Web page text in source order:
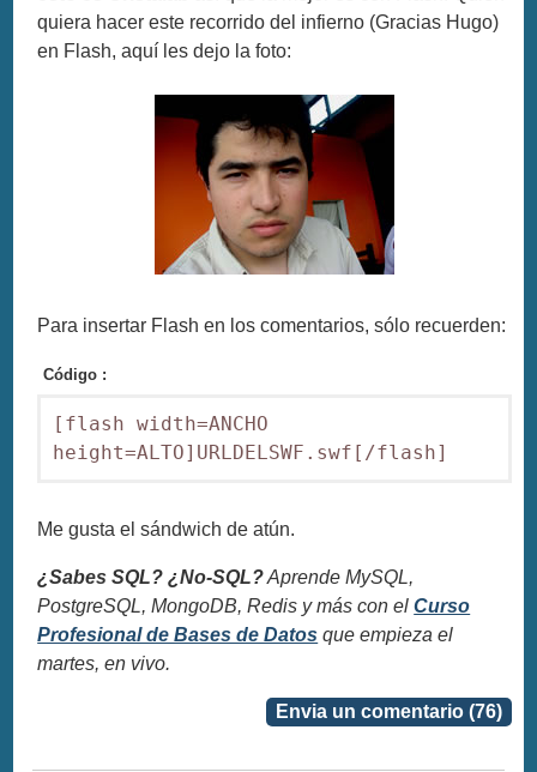
quiera hacer este recorrido del infierno (Gracias Hugo)
en Flash, aquí les dejo la foto:
Para insertar Flash en los comentarios, sólo recuerden:
Código :
[flash width=ANCHO
height=ALTO]URLDELSWF.swf[/flash]
Me gusta el sándwich de atún.
¿Sabes SQL? ¿No-SQL?Aprende MySQL,
PostgreSQL, MongoDB, Redis y más con elCurso
Profesional de Bases de Datos que empieza el
martes, en vivo.
Envia un comentario (76)